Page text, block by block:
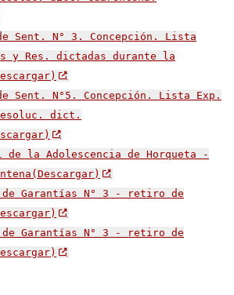
Sent. N° 3. Concepción. Lista
y Res. dictadas durante la
Sent. N°5. Concepción. Lista Exp.
dict.
de la Adolescencia de Horqueta -
de Garantías N° 3 - retiro de
de Garantías N° 3 - retiro de